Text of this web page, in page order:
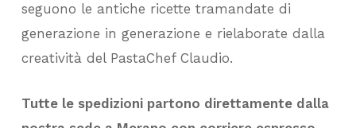
seguono le antiche ricette tramandate di
generazione in generazione e rielaborate dalla
creatività del PastaChef Claudio.
Tutte le spedizioni partono direttamente dalla